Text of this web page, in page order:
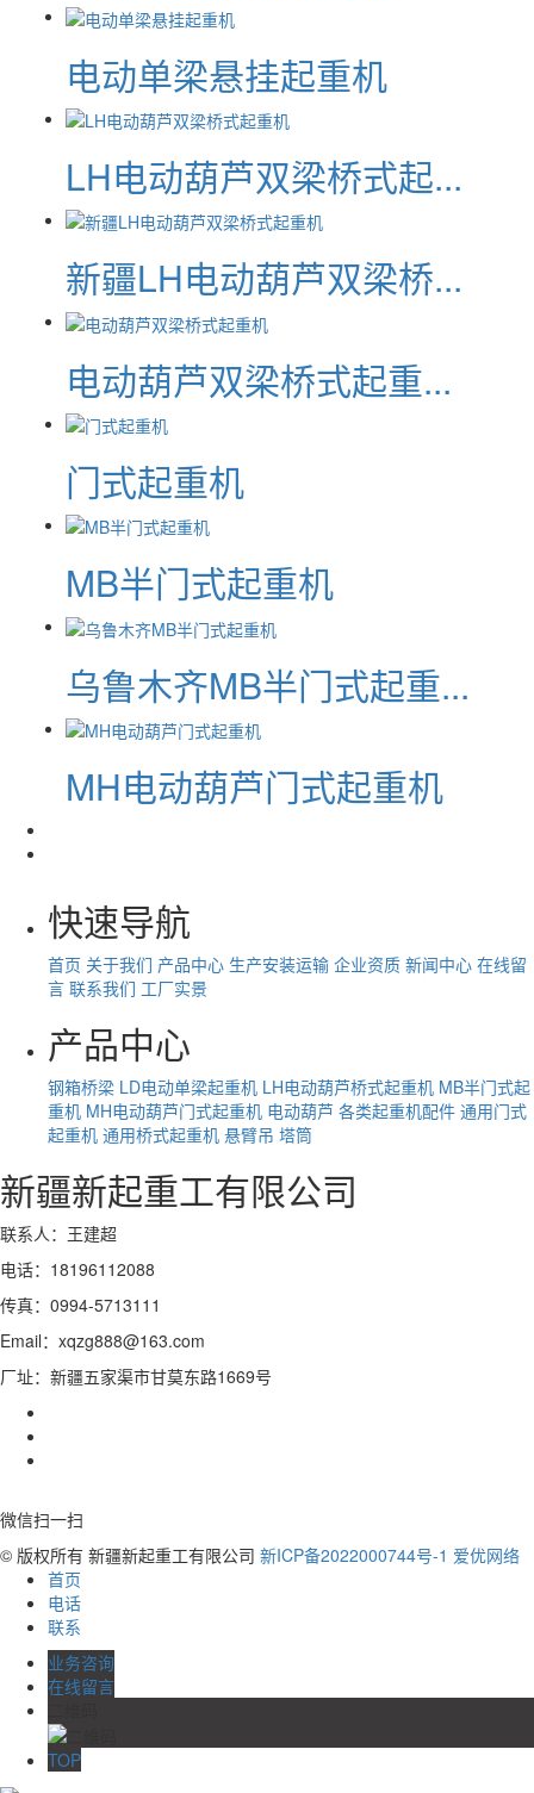
电动单梁悬挂起重机
LH电动葫芦双梁桥式起...
新疆LH电动葫芦双梁桥...
电动葫芦双梁桥式起重...
门式起重机
MB半门式起重机
乌鲁木齐MB半门式起重...
MH电动葫芦门式起重机
快速导航
首页 关于我们 产品中心 生产安装运输 企业资质 新闻中心 在线留
言 联系我们 工厂实景
产品中心
钢箱桥梁 LD电动单梁起重机 LH电动葫芦桥式起重机 MB半门式起
重机 MH电动葫芦门式起重机 电动葫芦 各类起重机配件 通用门式
起重机 通用桥式起重机 悬臂吊 塔筒
新疆新起重工有限公司
联系人：王建超
电话：18196112088
传真：0994-5713111
Email：xqzg888@163.com
厂址：新疆五家渠市甘莫东路1669号
微信扫一扫
© 版权所有 新疆新起重工有限公司 新ICP备2022000744号-1 爱优网络
首页
电话
联系
业务咨询
在线留言
TOP